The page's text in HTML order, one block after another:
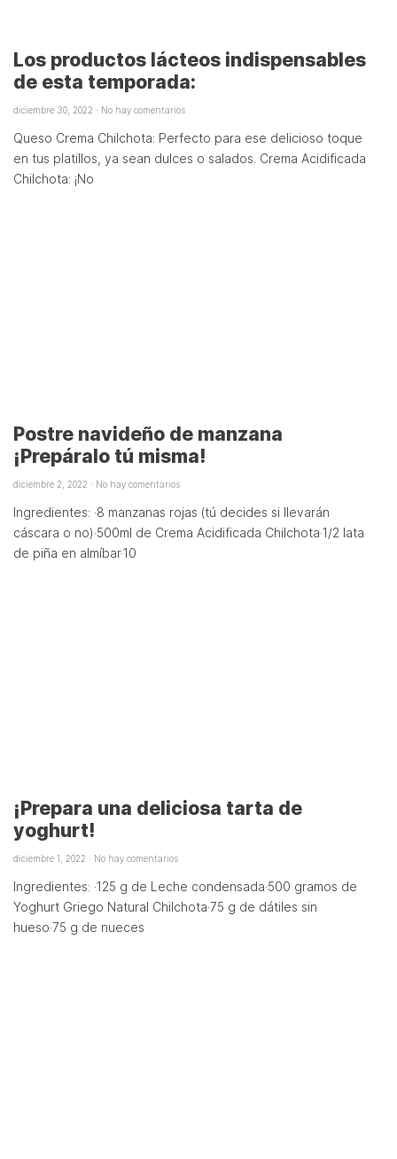
Los productos lácteos indispensables
de esta temporada:
diciembre 30, 2022 No hay comentarios
Queso Crema Chilchota: Perfecto para ese delicioso toque
en tus platillos, ya sean dulces o salados. Crema Acidificada
Chilchota: ¡No
Postre navideño de manzana
¡Prepáralo tú misma!
diciembre 2, 2022 No hay comentarios
Ingredientes: ·8 manzanas rojas (tú decides si llevarán
cáscara o no)·500ml de Crema Acidificada Chilchota·1/2 lata
de piña en almíbar·10
¡Prepara una deliciosa tarta de
yoghurt!
diciembre 1, 2022 No hay comentarios
Ingredientes: ·125 g de Leche condensada·500 gramos de
Yoghurt Griego Natural Chilchota·75 g de dátiles sin
hueso·75 g de nueces